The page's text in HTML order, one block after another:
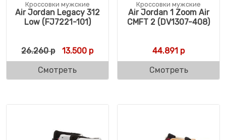
Кроссовки мужские
Air Jordan Legacy 312
Low (FJ7221-101)
26.260р Первоначальная цена составляла
13.500 рТекущая цена: 13.500 р.
Смотреть
Кроссовки мужские
Air Jordan 1 Zoom Air
CMFT 2 (DV1307-408)
44.891 р
Смотреть